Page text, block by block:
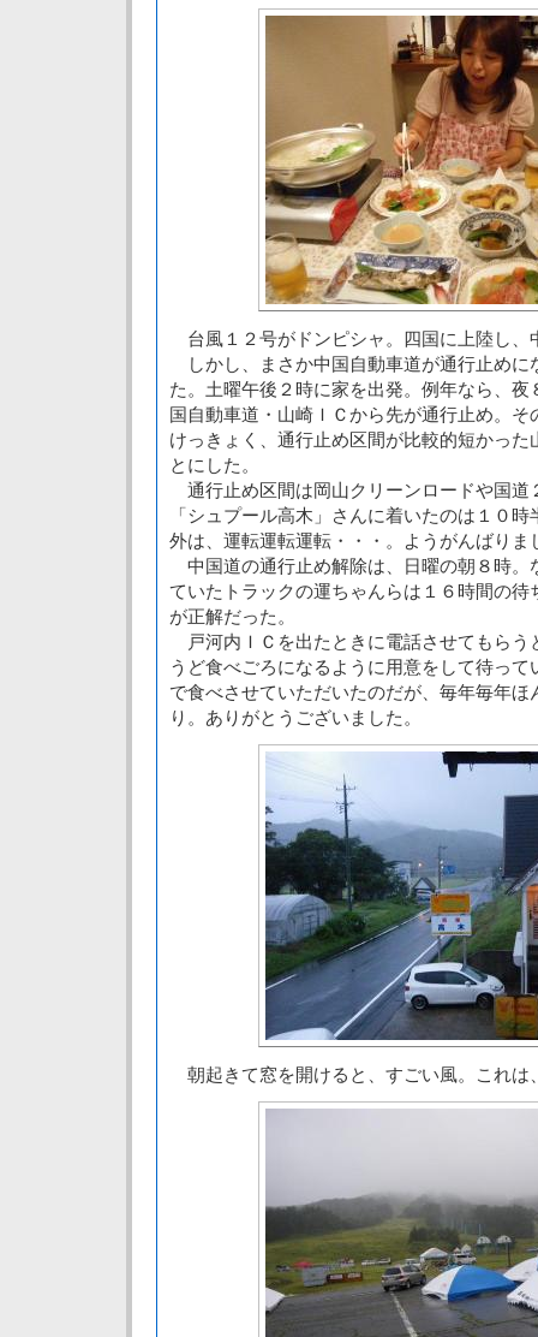
台風１２号がドンピシャ。四国に上陸し、
しかし、まさか中国自動車道が通行止めに
た。土曜午後２時に家を出発。例年なら、
国自動車道・山崎ＩＣから先が通行止め。
けっきょく、通行止め区間が比較的短かっ
とにした。
通行止め区間は岡山クリーンロードや国道
「シュプール高木」さんに着いたのは１０
外は、運転運転運転・・・。ようがんばりま
中国道の通行止め解除は、日曜の朝８時。
ていたトラックの運ちゃんらは１６時間の待
が正解だった。
戸河内ＩＣを出たときに電話させてもらう
うど食べごろになるように用意をして待っ
で食べさせていただいたのだが、毎年毎年
り。ありがとうございました。
朝起きて窓を開けると、すごい風。これは